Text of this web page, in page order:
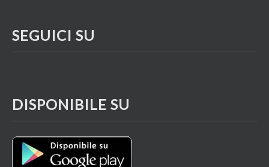
SEGUICI SU
DISPONIBILE SU